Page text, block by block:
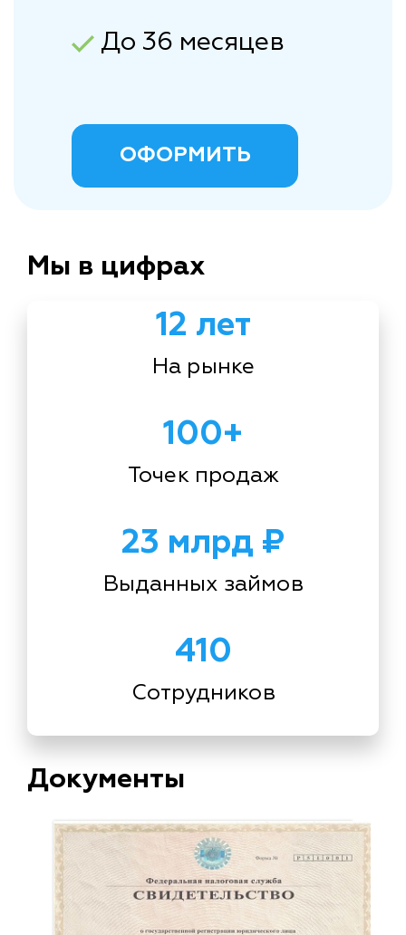
До 36 месяцев
ОФОРМИТЬ
Мы в цифрах
12 лет
На рынке
100+
Точек продаж
23 млрд ₽
Выданных займов
410
Сотрудников
Документы